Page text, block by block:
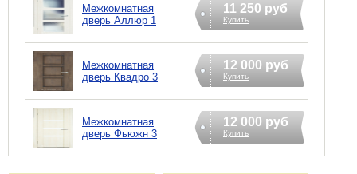
Межкомнатная
дверь Аллюр 1
11 250 руб
Купить
Межкомнатная
дверь Квадро 3
12 000 руб
Купить
Межкомнатная
дверь Фьюжн 3
12 000 руб
Купить